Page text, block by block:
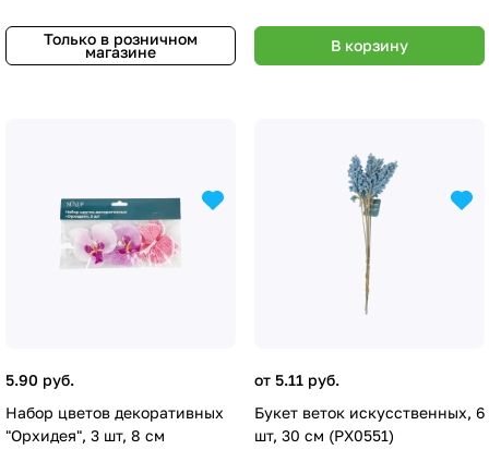
Только в розничном
магазине В корзину
5.90 руб.
Набор цветов декоративных
"Орхидея", 3 шт, 8 см
от 5.11 руб.
Букет веток искусственных, 6
шт, 30 см (PX0551)